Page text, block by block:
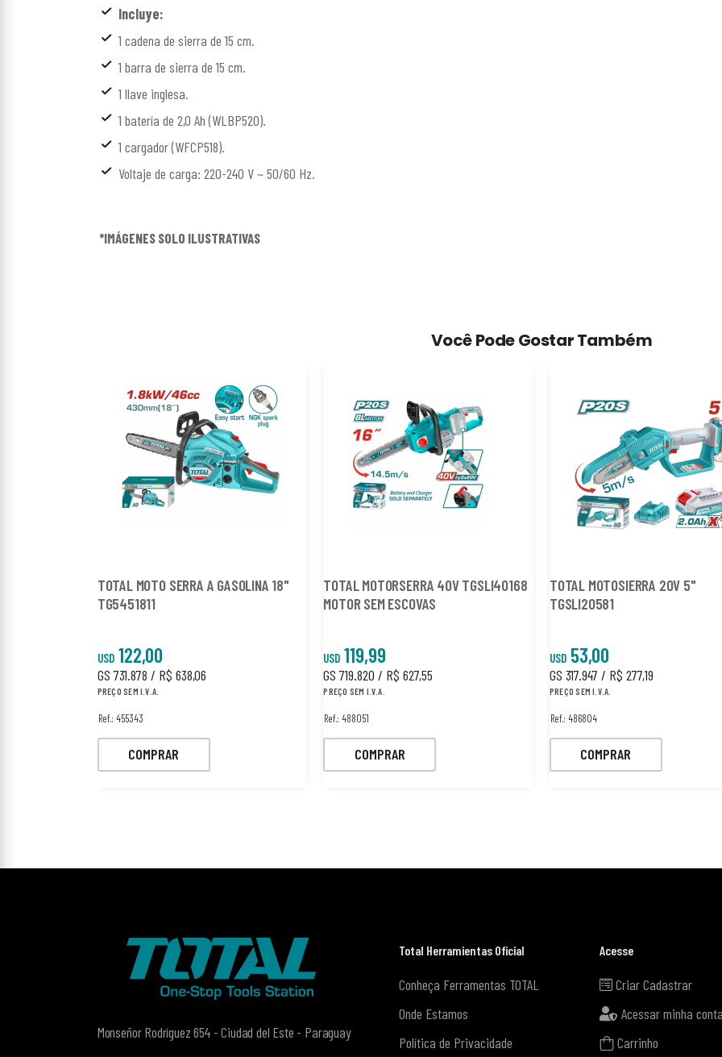
Incluye:
1 cadena de sierra de 15 cm.
1 barra de sierra de 15 cm.
1 llave inglesa.
1 batería de 2,0 Ah (WLBP520).
1 cargador (WFCP518).
Voltaje de carga: 220-240 V ~ 50/60 Hz.
*IMÁGENES SOLO ILUSTRATIVAS
Você Pode Gostar Também
TOTAL MOTO SERRA A GASOLINA 18"
TG5451811
USD 122,00
GS 731.878 / R$ 638,06
PREÇO SEM I.V.A.
Ref.: 455343
COMPRAR
TOTAL MOTORSERRA 40V TGSLI40168
MOTOR SEM ESCOVAS
USD 119,99
GS 719.820 / R$ 627,55
PREÇO SEM I.V.A.
Ref.: 488051
COMPRAR
TOTAL MOTOSIERRA 20V 5"
TGSLI20581
USD 53,00
GS 317.947 / R$ 277,19
PREÇO SEM I.V.A.
Ref.: 486804
COMPRAR
Monseñor Rodríguez 654 - Ciudad del Este - Paraguay
Total Herramientas Oficial
Conheça Ferramentas TOTAL
Onde Estamos
Política de Privacidade
Acesse
Criar Cadastrar
Acessar minha conta
Carrinho